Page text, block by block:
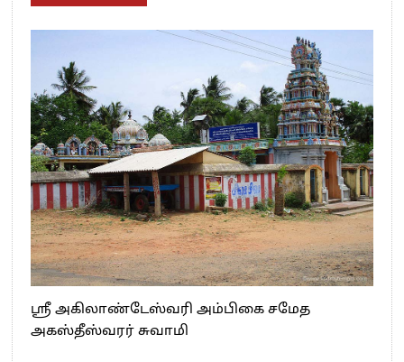
ஸ்ரீ அகிலாண்டேஸ்வரி அம்பிகை சமேத
அகஸ்தீஸ்வரர் சுவாமி